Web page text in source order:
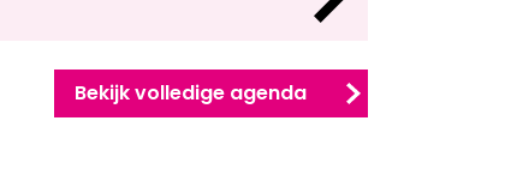
Bekijk volledige agenda